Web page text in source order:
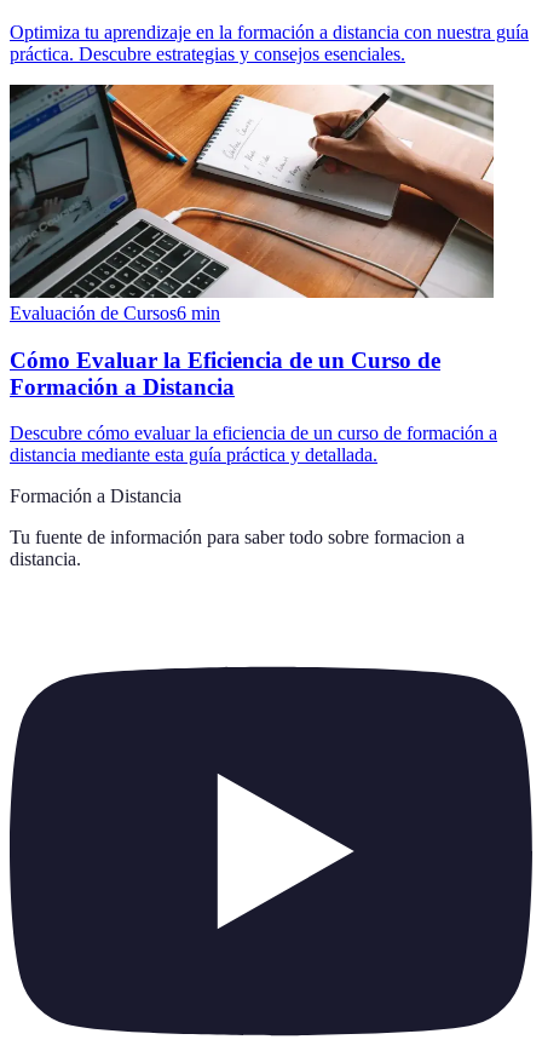
Optimiza tu aprendizaje en la formación a distancia con nuestra guía
práctica. Descubre estrategias y consejos esenciales.
Evaluación de Cursos6 min
Cómo Evaluar la Eficiencia de un Curso de
Formación a Distancia
Descubre cómo evaluar la eficiencia de un curso de formación a
distancia mediante esta guía práctica y detallada.
Formación a Distancia
Tu fuente de información para saber todo sobre formacion a
distancia.